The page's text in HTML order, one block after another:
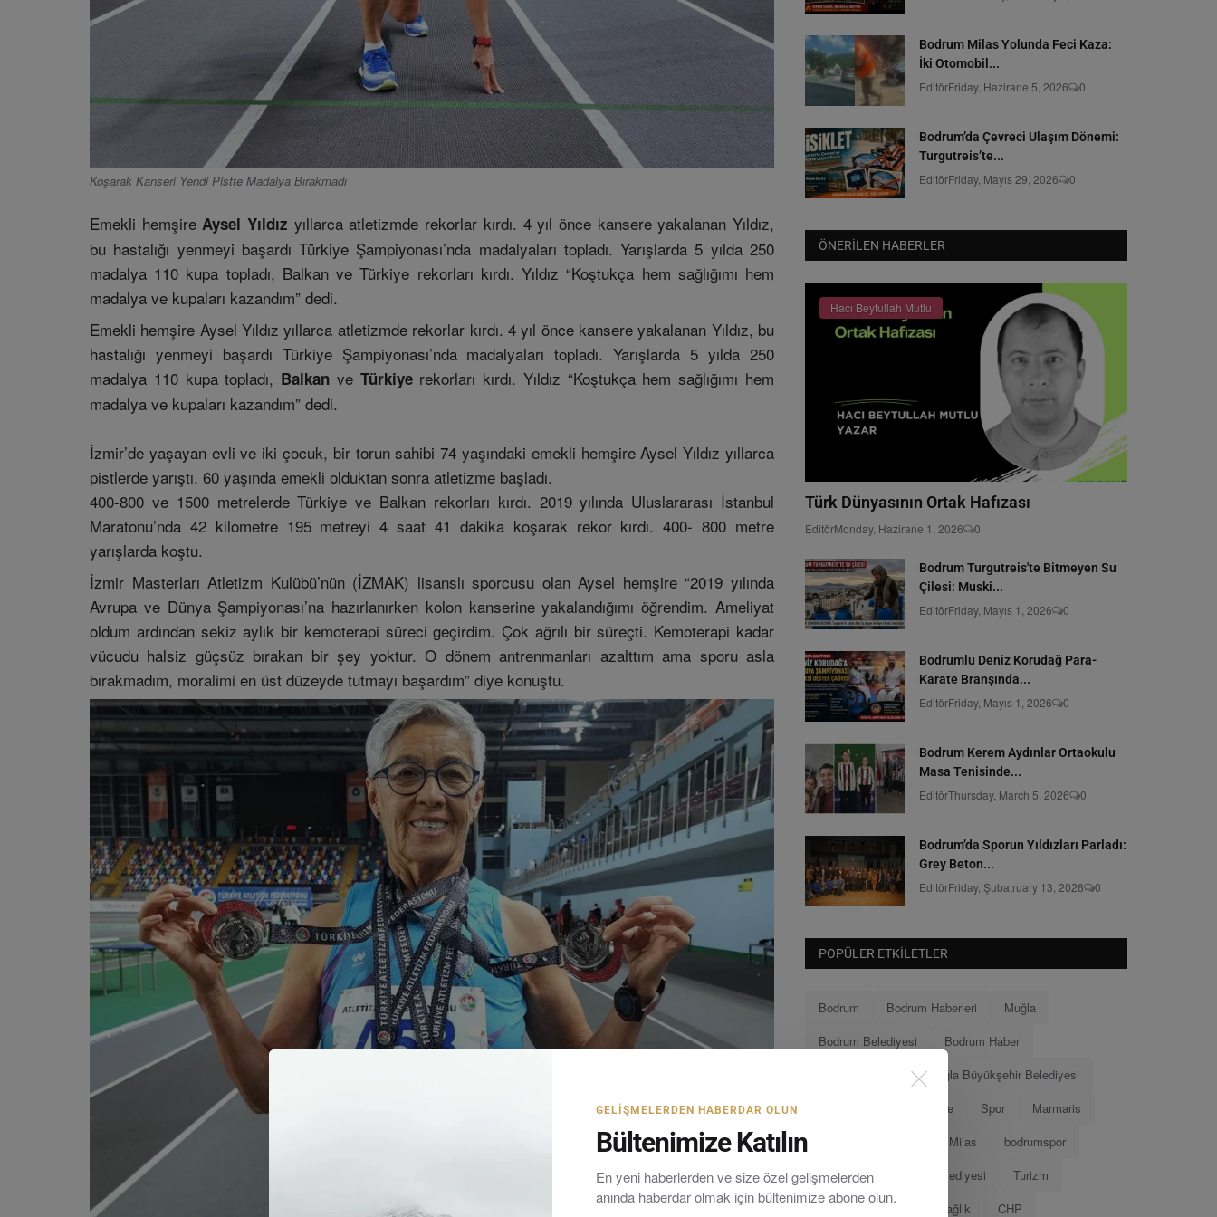
Koşarak Kanseri Yendi Pistte Madalya Bırakmadı
Emekli hemşireAysel Yıldız yıllarca atletizmde rekorlar kırdı. 4 yıl önce kansere yakalanan Yıldız,
bu hastalığı yenmeyi başardı Türkiye Şampiyonası’nda madalyaları topladı. Yarışlarda 5 yılda 250
madalya 110 kupa topladı, Balkan ve Türkiye rekorları kırdı. Yıldız “Koştukça hem sağlığımı hem
madalya ve kupaları kazandım” dedi.
Emekli hemşire Aysel Yıldız yıllarca atletizmde rekorlar kırdı. 4 yıl önce kansere yakalanan Yıldız, bu
hastalığı yenmeyi başardı Türkiye Şampiyonası’nda madalyaları topladı. Yarışlarda 5 yılda 250
madalya 110 kupa topladı, Balkan ve Türkiye rekorları kırdı. Yıldız “Koştukça hem sağlığımı hem
madalya ve kupaları kazandım” dedi.
İzmir’de yaşayan evli ve iki çocuk, bir torun sahibi 74 yaşındaki emekli hemşire Aysel Yıldız yıllarca
pistlerde yarıştı. 60 yaşında emekli olduktan sonra atletizme başladı.
400-800 ve 1500 metrelerde Türkiye ve Balkan rekorları kırdı. 2019 yılında Uluslararası İstanbul
Maratonu’nda 42 kilometre 195 metreyi 4 saat 41 dakika koşarak rekor kırdı. 400- 800 metre
yarışlarda koştu.
İzmir Masterları Atletizm Kulübü’nün (İZMAK) lisanslı sporcusu olan Aysel hemşire “2019 yılında
Avrupa ve Dünya Şampiyonası’na hazırlanırken kolon kanserine yakalandığımı öğrendim. Ameliyat
oldum ardından sekiz aylık bir kemoterapi süreci geçirdim. Çok ağrılı bir süreçti. Kemoterapi kadar
vücudu halsiz güçsüz bırakan bir şey yoktur. O dönem antrenmanları azalttım ama sporu asla
bırakmadım, moralimi en üst düzeyde tutmayı başardım” diye konuştu.
Bodrum Milas Yolunda Feci Kaza:
İki Otomobil...
EditörFriday, Hazirane 5, 2026 0
Bodrum’da Çevreci Ulaşım Dönemi:
Turgutreis’te...
EditörFriday, Mayıs 29, 2026 0
ÖNERILEN HABERLER
Hacı Beytullah Mutlu
Türk Dünyasının Ortak Hafızası
EditörMonday, Hazirane 1, 2026 0
Bodrum Turgutreis'te Bitmeyen Su
Çilesi: Muski...
EditörFriday, Mayıs 1, 2026 0
Bodrumlu Deniz Korudağ Para-
Karate Branşında...
EditörFriday, Mayıs 1, 2026 0
Bodrum Kerem Aydınlar Ortaokulu
Masa Tenisinde...
EditörThursday, March 5, 2026 0
Bodrum’da Sporun Yıldızları Parladı:
Grey Beton...
EditörFriday, Şubatruary 13, 2026 0
POPÜLER ETKILETLER
Bodrum Bodrum Haberleri
Muğla
Bodrum Belediyesi
Bodrum Haber
Muğla Büyükşehir Belediyesi
Menteşe Spor
Marmaris
Milas
bodrumspor
Eğitim
Marmaris Belediyesi
Turizm
Sağlık CHP
GELIŞMELERDEN HABERDAR OLUN
Bültenimize Katılın
En yeni haberlerden ve size özel gelişmelerden
anında haberdar olmak için bültenimize abone olun.